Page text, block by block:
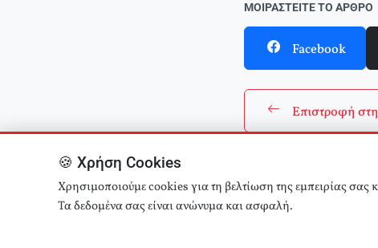
ΜΟΙΡΑΣΤΕΊΤΕ ΤΟ ΆΡΘΡΟ
Facebook
Επιστροφή
🍪 Χρήση Cookies
Χρησιμοποιούμε cookies για τη βελτίωση της εμπειρίας
Τα δεδομένα σας είναι ανώνυμα και ασφαλή.